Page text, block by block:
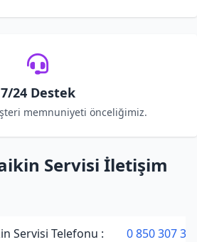
7/24 Destek
memnuniyeti önceliğimiz.
Servisi İletişim
Servisi Telefonu : 0 850 307 34